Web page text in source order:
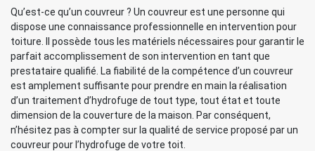
Qu’est-ce qu’un couvreur ? Un couvreur est une personne qui
dispose une connaissance professionnelle en intervention pour
toiture. Il possède tous les matériels nécessaires pour garantir le
parfait accomplissement de son intervention en tant que
prestataire qualifié. La fiabilité de la compétence d’un couvreur
est amplement suffisante pour prendre en main la réalisation
d’un traitement d’hydrofuge de tout type, tout état et toute
dimension de la couverture de la maison. Par conséquent,
n’hésitez pas à compter sur la qualité de service proposé par un
couvreur pour l’hydrofuge de votre toit.